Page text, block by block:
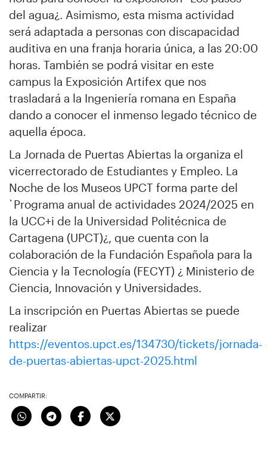
del agua¿. Asimismo, esta misma actividad
será adaptada a personas con discapacidad
auditiva en una franja horaria única, a las 20:00
horas. También se podrá visitar en este
campus la Exposición Artifex que nos
trasladará a la Ingeniería romana en España
dando a conocer el inmenso legado técnico de
aquella época.
La Jornada de Puertas Abiertas la organiza el
vicerrectorado de Estudiantes y Empleo. La
Noche de los Museos UPCT forma parte del
`Programa anual de actividades 2024/2025 en
la UCC+i de la Universidad Politécnica de
Cartagena (UPCT)¿, que cuenta con la
colaboración de la Fundación Española para la
Ciencia y la Tecnología (FECYT) ¿ Ministerio de
Ciencia, Innovación y Universidades.
La inscripción en Puertas Abiertas se puede
realizar
https://eventos.upct.es/134730/tickets/jornada-
de-puertas-abiertas-upct-2025.html
COMPARTIR: